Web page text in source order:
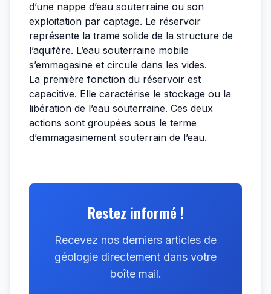
d’une nappe d’eau souterraine ou son
exploitation par captage. Le réservoir
représente la trame solide de la structure de
l’aquifère. L’eau souterraine mobile
s’emmagasine et circule dans les vides.
La première fonction du réservoir est
capacitive. Elle caractérise le stockage ou la
libération de l’eau souterraine. Ces deux
actions sont groupées sous le terme
d’emmagasinement souterrain de l’eau.
Restez informé !
Recevez nos derniers articles de
géologie directement dans votre
boîte mail.